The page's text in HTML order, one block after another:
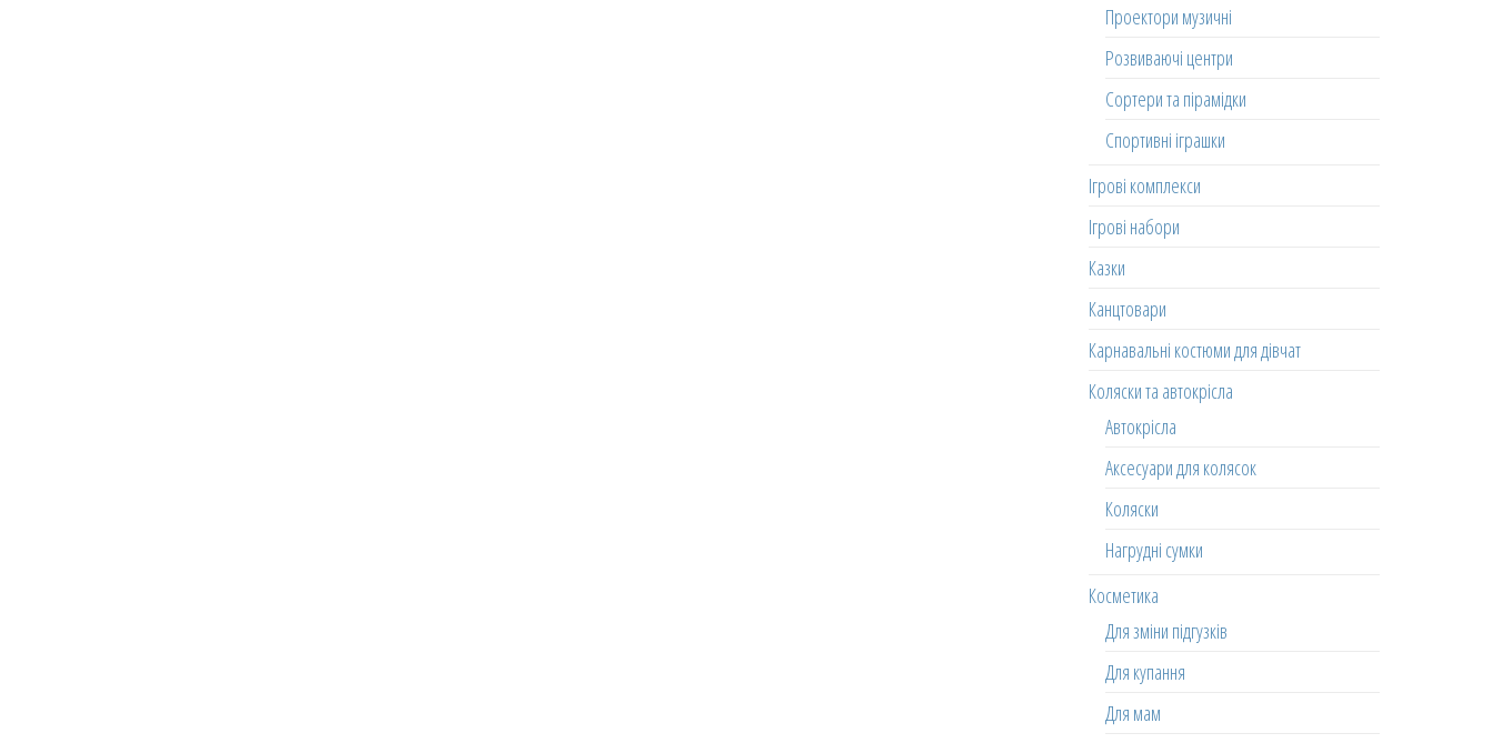
Проектори музичні
Розвиваючі центри
Сортери та пірамідки
Спортивні іграшки
Ігрові комплекси
Ігрові набори
Казки
Канцтовари
Карнавальні костюми для дівчат
Коляски та автокрісла
Автокрісла
Аксесуари для колясок
Коляски
Нагрудні сумки
Косметика
Для зміни підгузків
Для купання
Для мам